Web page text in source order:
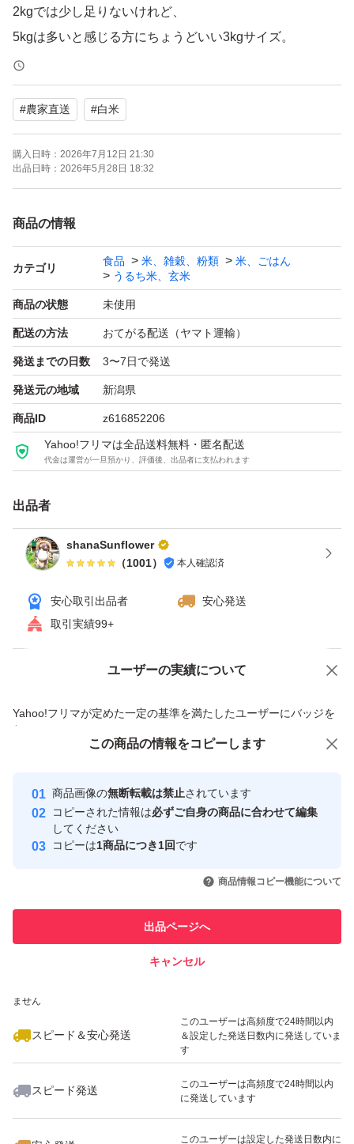
2kgでは少し足りないけれど、
5kgは多いと感じる方にちょうどいい3kgサイズ。
ご家庭用に使いやすく、リピートにもおすすめです。
炊きあがりのつやと、
コシヒカリ本来の旨みをぜひお楽しみください。
※気に入っていただけましたら、
**お得な5kgサイズ（同梱不可）**もご用意しています。
銘柄：新潟県産 純米コシヒカリ
原材料名：米
内容量：3kg（袋重量含む）
保存方法：高温・多湿を避けて保存してください
産地：新潟県新潟市（旧黒埼町）
精米：受注してから精米してお届けさせて頂きます
#新米
#農家直送 #白米
購入日時： 2026年7月12日 21:30
出品日時： 2026年5月28日 18:32
商品の情報
カテゴリ
食品 米、雑穀、粉類
米、ごはん
うるち米、玄米
商品の状態 未使用
配送の方法 おてがる配送（ヤマト運輸）
発送までの日数 3〜7日で発送
発送元の地域 新潟県
商品ID z616852206
Yahoo!フリマは全品送料無料・匿名配送
代金は運営が一旦預かり、評価後、出品者に支払われます
出品者
shanaSunflower
（1001） 本人確認済
安心取引出品者
安心発送
取引実績99+
ユーザーの実績について
Yahoo!フリマが定めた一定の基準を満たしたユーザーにバッジを
付与しています
安心取引出品者
心・安全なユーザーです
取引実績
引を完了させた実績があります
での取引実績があります
ません
スピード＆安心発送
このユーザーは高頻度で24時間以内
＆設定した発送日数内に発送していま
す
スピード発送
このユーザーは高頻度で24時間以内
に発送しています
このユーザーは設定した発送日数内に
価格の相談 商品への質問
この商品の情報をコピーします
商品画像の無断転載は禁止されています
コピーされた情報は必ずご自身の商品に合わせて編集
してください
コピーは1商品につき1回です
商品情報コピー機能について
出品ページへ
キャンセル
この商品をみている人にオススメ
いいね！
1,899